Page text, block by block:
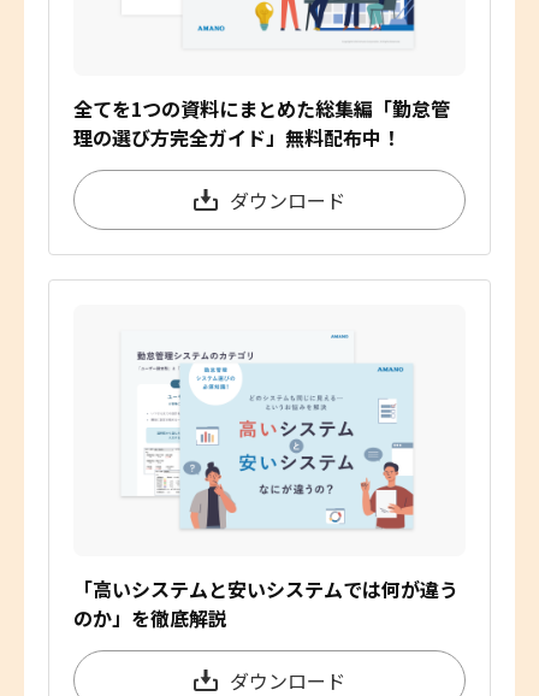
全てを1つの資料にまとめた総集編「勤怠管
理の選び方完全ガイド」無料配布中！
ダウンロード
「高いシステムと安いシステムでは何が違う
のか」を徹底解説
ダウンロード